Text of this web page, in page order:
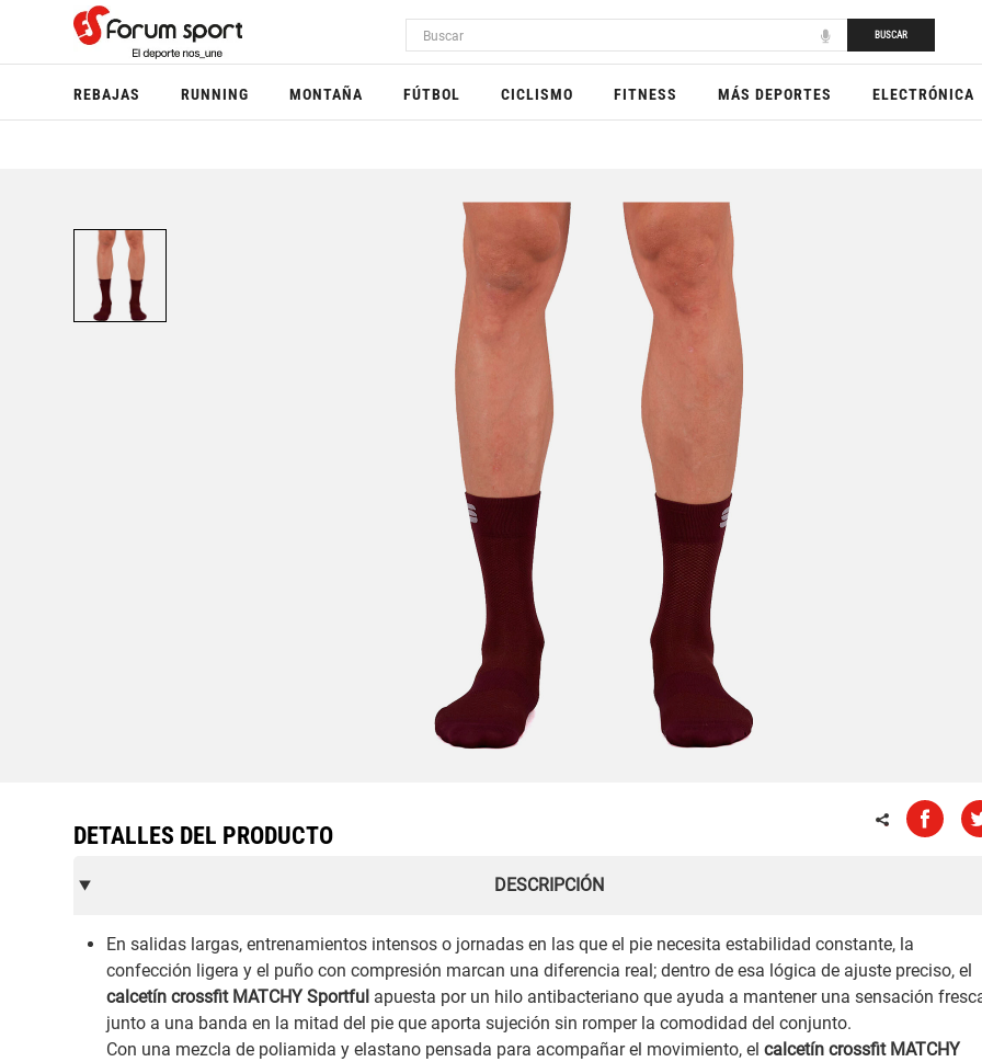
BUSCAR
REBAJAS RUNNING MONTAÑA FÚTBOL CICLISMO FITNESS MÁS DEPORTES ELECTRÓNICA
DETALLES DEL PRODUCTO
DESCRIPCIÓN
En salidas largas, entrenamientos intensos o jornadas en las que el pie necesita estabilidad constante, la
confección ligera y el puño con compresión marcan una diferencia real; dentro de esa lógica de ajuste preciso, el
calcetín crossfit MATCHY Sportful apuesta por un hilo antibacteriano que ayuda a mantener una sensación
junto a una banda en la mitad del pie que aporta sujeción sin romper la comodidad del conjunto.
Con una mezcla de poliamida y elastano pensada para acompañar el movimiento, elcalcetín crossfit MATCHY